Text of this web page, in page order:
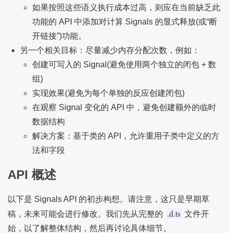
如果按照这些语义执行成本过高，则应在当前缺乏此
功能的 API 中添加对计算 Signals 的显式释放(或“断
开链接”)功能。
另一个相关目标：尽量减少内存分配次数，例如：
创建可写入的 Signal(避免使用两个独立的闭包 + 数
组)
实现效果(避免为每个单独的反应创建闭包)
在观察 Signal 变化的 API 中，避免创建额外的临时
数据结构
解决方案：基于类的 API，允许重用子类中定义的方
法和字段
API 概述
以下是 Signals API 的初步构想。请注意，这只是早期草
稿，未来可能会进行修改。我们先从完整的 .d.ts 文件开
始，以了解整体结构，然后再讨论具体细节。